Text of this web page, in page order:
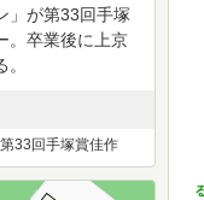
」が第33回手塚
。卒業後に上京
33回手塚賞佳作